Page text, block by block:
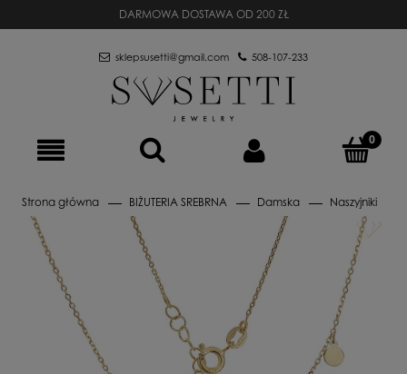
DARMOWA DOSTAWA OD 200 ZŁ
sklepsusetti@gmail.com 508-107-233
Strona główna BIŻUTERIA SREBRNA Damska Naszyjniki